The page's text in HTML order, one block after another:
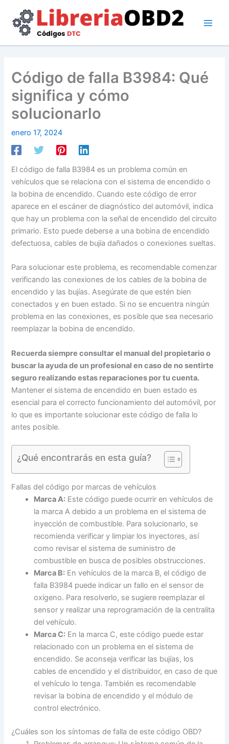
contenido
Código de falla B3984: Qué
significa y cómo
solucionarlo
enero 17, 2024
El código de falla B3984 es un problema común en
vehículos que se relaciona con el sistema de encendido o
la bobina de encendido. Cuando este código de error
aparece en el escáner de diagnóstico del automóvil, indica
que hay un problema con la señal de encendido del circuito
primario. Esto puede deberse a una bobina de encendido
defectuosa, cables de bujía dañados o conexiones sueltas.
Para solucionar este problema, es recomendable comenzar
verificando las conexiones de los cables de la bobina de
encendido y las bujías. Asegúrate de que estén bien
conectados y en buen estado. Si no se encuentra ningún
problema en las conexiones, es posible que sea necesario
reemplazar la bobina de encendido.
Recuerda siempre consultar el manual del propietario o
buscar la ayuda de un profesional en caso de no sentirte
seguro realizando estas reparaciones por tu cuenta.
Mantener el sistema de encendido en buen estado es
esencial para el correcto funcionamiento del automóvil, por
lo que es importante solucionar este código de falla lo
antes posible.
¿Qué encontrarás en esta guía?
Fallas del código por marcas de vehículos
Marca A: Este código puede ocurrir en vehículos de
la marca A debido a un problema en el sistema de
inyección de combustible. Para solucionarlo, se
recomienda verificar y limpiar los inyectores, así
como revisar el sistema de suministro de
combustible en busca de posibles obstrucciones.
Marca B: En vehículos de la marca B, el código de
falla B3984 puede indicar un fallo en el sensor de
oxígeno. Para resolverlo, se sugiere reemplazar el
sensor y realizar una reprogramación de la centralita
del vehículo.
Marca C: En la marca C, este código puede estar
relacionado con un problema en el sistema de
encendido. Se aconseja verificar las bujías, los
cables de encendido y el distribuidor, en caso de que
el vehículo lo tenga. También es recomendable
revisar la bobina de encendido y el módulo de
control electrónico.
¿Cuáles son los síntomas de falla de este código OBD?